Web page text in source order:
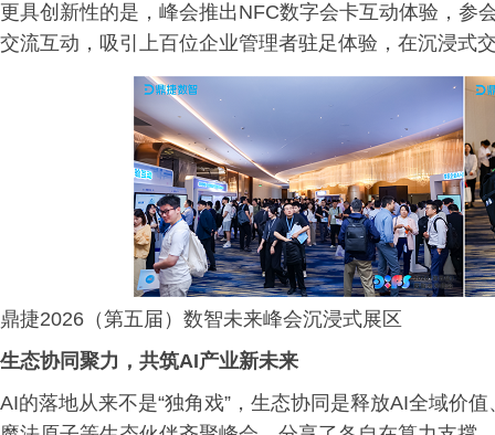
更具创新性的是，峰会推出NFC数字会卡互动体验，参
交流互动，吸引上百位企业管理者驻足体验，在沉浸式
鼎捷2026（第五届）数智未来峰会沉浸式展区
生态协同聚力，共筑AI产业新未来
AI的落地从来不是“独角戏”，生态协同是释放AI全域价